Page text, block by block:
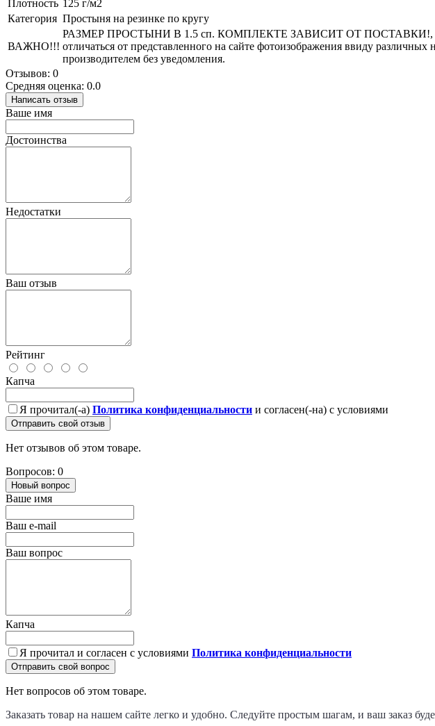
Плотность 125 г/м2
Категория Простыня на резинке по кругу
ВАЖНО!!!
РАЗМЕР ПРОСТЫНИ В 1.5 сп. КОМПЛЕКТЕ ЗАВИСИТ ОТ ПОСТАВКИ!,
отличаться от представленного на сайте фотоизображения ввиду
производителем без уведомления.
Отзывов: 0
Средняя оценка: 0.0
Написать отзыв
Ваше имя
Достоинства
Недостатки
Ваш отзыв
Рейтинг
Капча
Я прочитал(-а) Политика конфиденциальности и согласен(-на) с условиями
Отправить свой отзыв
Нет отзывов об этом товаре.
Вопросов: 0
Новый вопрос
Ваше имя
Ваш e-mail
Ваш вопрос
Капча
Я прочитал и согласен с условиями Политика конфиденциальности
Отправить свой вопрос
Нет вопросов об этом товаре.
Заказать товар на нашем сайте легко и удобно. Следуйте простым шагам, и ваш заказ